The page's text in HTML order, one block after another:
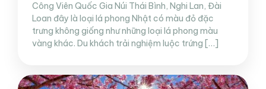
Công Viên Quốc Gia Núi Thái Bình, Nghi Lan, Đài
Loan đây là loại lá phong Nhật có màu đỏ đặc
trưng không giống như những loại lá phong màu
vàng khác. Du khách trải nghiệm luộc trứng […]